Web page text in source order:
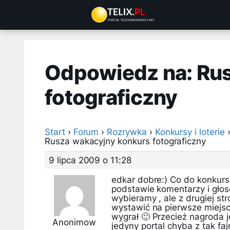
treści
Odpowiedz na:
fotograficzny
Start › Forum › Rozrywka › Konkursy i loterie ›
Rusza wakacyjny konkurs fotograficzny
9 lipca 2009 o 11:28
Anonimow
edkar dobre:) Co do
podstawie komentarzy i
wybieramy , ale z drugiej
wystawić na pierwsze
wygrał 🙂 Przecież
jedyny portal chyba z tak